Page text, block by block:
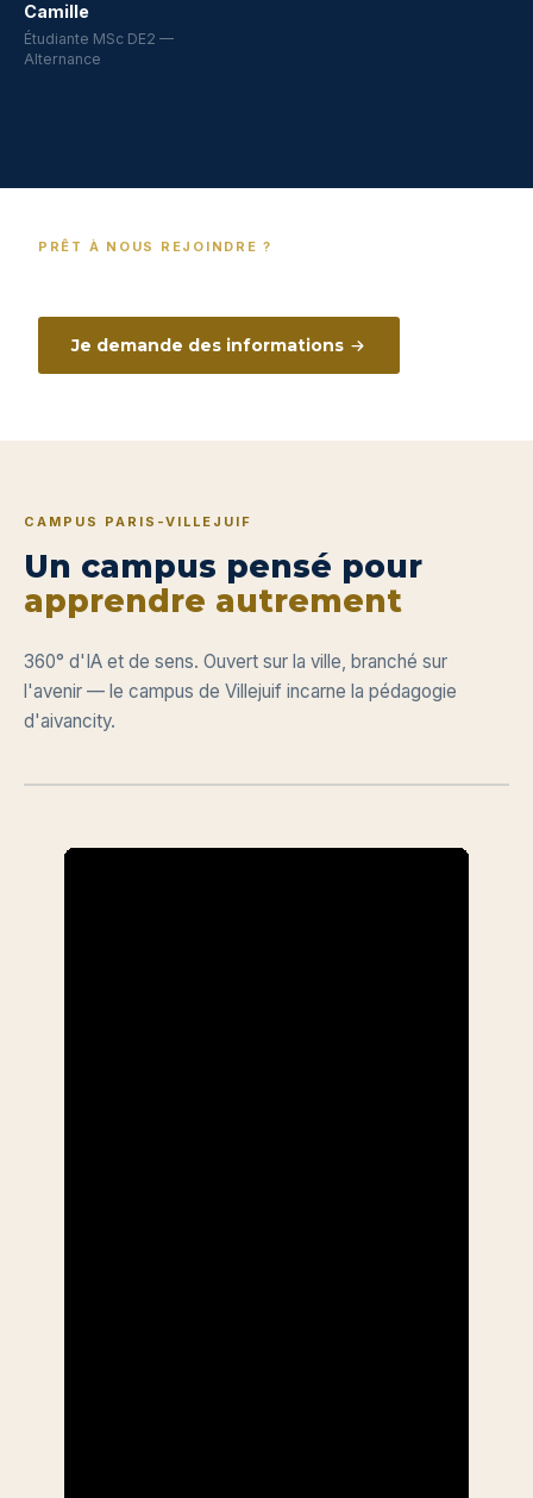
Camille
Étudiante MSc DE2 —
Alternance
PRÊT À NOUS REJOINDRE ?
Je demande des informations
CAMPUS PARIS-VILLEJUIF
Un campus pensé pour
apprendre autrement
360° d'IA et de sens. Ouvert sur la ville, branché sur
l'avenir — le campus de Villejuif incarne la pédagogie
d'aivancity.